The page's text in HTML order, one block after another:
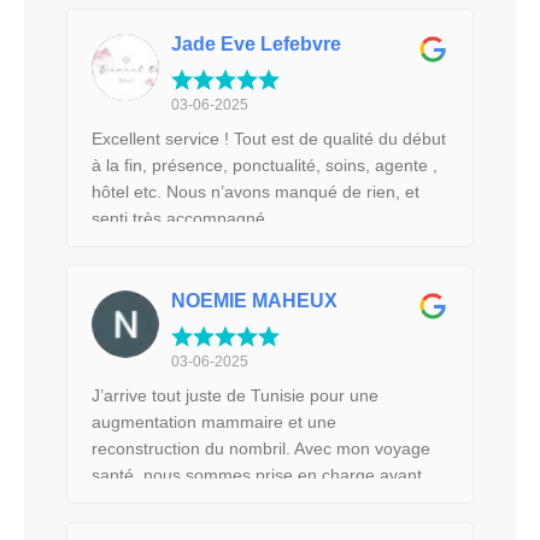
Jade Eve Lefebvre
03-06-2025
Excellent service ! Tout est de qualité du début
à la fin, présence, ponctualité, soins, agente ,
hôtel etc. Nous n’avons manqué de rien, et
senti très accompagné.
NOEMIE MAHEUX
03-06-2025
J’arrive tout juste de Tunisie pour une
augmentation mammaire et une
reconstruction du nombril. Avec mon voyage
santé, nous sommes prise en charge avant